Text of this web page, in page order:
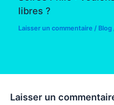
libres ?
Laisser un commentaire / Blog
Laisser un